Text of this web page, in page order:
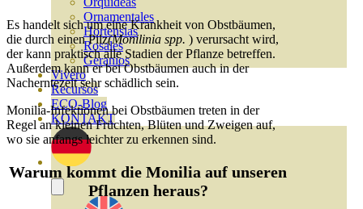
Ornamentales
Hortensias
Rosales
Geranios
Vivero
Recursos
ECO-Blog
KONTAKT
Es handelt sich um eine Krankheit von Obstbäumen,
die durch einen Pilz(Monilinia spp. ) verursacht wird,
der kann praktisch alle Stadien der Pflanze betreffen.
Außerdem kann er bei Obstbäumen auch in der
Nacherntezeit sehr schädlich sein.
Monilia-Infektionen bei Obstbäumen treten in der
Regel an kleinen Früchten, Blüten und Zweigen auf,
wo sie anfangs leichter zu erkennen sind.
Warum kommt die Monilia auf unseren
Pflanzen heraus?